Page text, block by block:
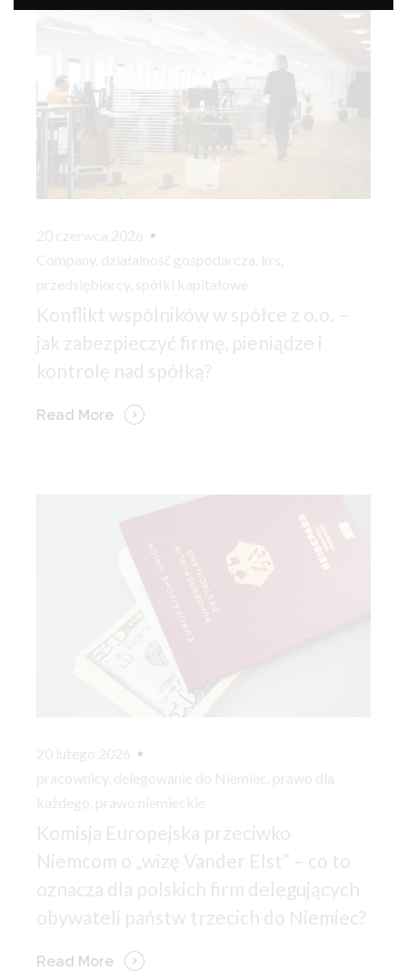
20 czerwca 2026
Company działalność gospodarcza krs
przedsiębiorcy
spółki kapitałowe
Konflikt wspólników w spółce z o.o. –
jak zabezpieczyć firmę, pieniądze i
kontrolę nad spółką?
Read More
20 lutego 2026
pracownicy delegowanie do Niemiec
prawo dla
każdego prawo niemieckie
Komisja Europejska przeciwko
Niemcom o „wizę Vander Elst” – co to
oznacza dla polskich firm delegujących
obywateli państw trzecich do Niemiec?
Read More